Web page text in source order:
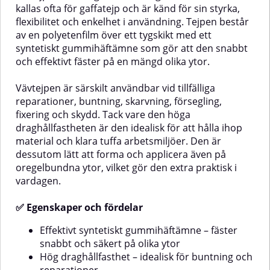
några rester.✅ Fördelar med
maskeringsplast med
tejpSkyddar effektivt mot
färgstänk, damm och
smutsHållbart och rivtåligt
materialEnkel applicering tack
bort utan att lämna resterPassar
både för reparations- och
målningsarbetenAnvändningsområdenPerfekt
för att snabbt täcka och skydda
exempelvis fordonsdelar, fönster,
dörrar och andra ytor vid
lackering, målning eller
reparation.Mått1,8 m x 33 m
med maskeringsplast med
tejpSkyddar effektivt mot
färgstänk, damm och
smutsHållbart och rivtåligt
materialEnkel applicering tack
vare integrerad tejpTejpen tas
tid vid
för att snabbt täcka och skydda
exempelvis fönster, stötfångare,
trösklar och andra delar på
fordon vid reparation eller
lackering.Mått0,55 m x 33 m
kallas ofta för gaffatejp och är känd för sin styrka,
flexibilitet och enkelhet i användning. Tejpen består
av en polyetenfilm över ett tygskikt med ett
syntetiskt gummihäftämne som gör att den snabbt
och effektivt fäster på en mängd olika ytor.
Vävtejpen är särskilt användbar vid tillfälliga
reparationer, buntning, skarvning, försegling,
fixering och skydd. Tack vare den höga
draghållfastheten är den idealisk för att hålla ihop
material och klara tuffa arbetsmiljöer. Den är
dessutom lätt att forma och applicera även på
oregelbundna ytor, vilket gör den extra praktisk i
vardagen.
✅ Egenskaper och fördelar
Effektivt syntetiskt gummihäftämne – fäster
snabbt och säkert på olika ytor
Hög draghållfasthet – idealisk för buntning och